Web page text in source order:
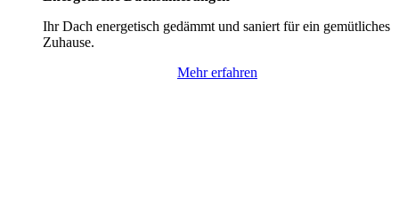
Ihr Dach energetisch gedämmt und saniert für ein gemütliches
Zuhause.
Mehr erfahren